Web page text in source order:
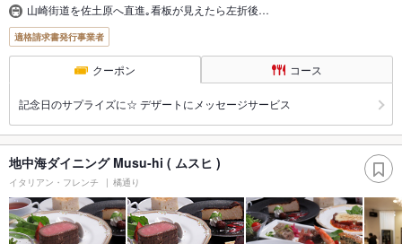
山崎街道を佐土原へ直進｡看板が見えたら左折後…
適格請求書発行事業者
クーポン コース
記念日のサプライズに☆ デザートにメッセージサービス
地中海ダイニング Musu-hi ( ムスヒ )
イタリアン・フレンチ 橘通り